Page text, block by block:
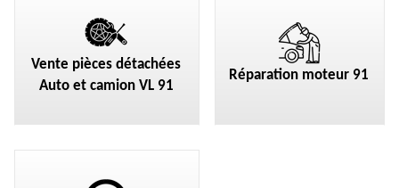
Vente pièces détachées
Auto et camion VL 91
Réparation moteur 91